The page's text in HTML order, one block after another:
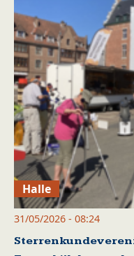
Halle
31/05/2026 - 08:24